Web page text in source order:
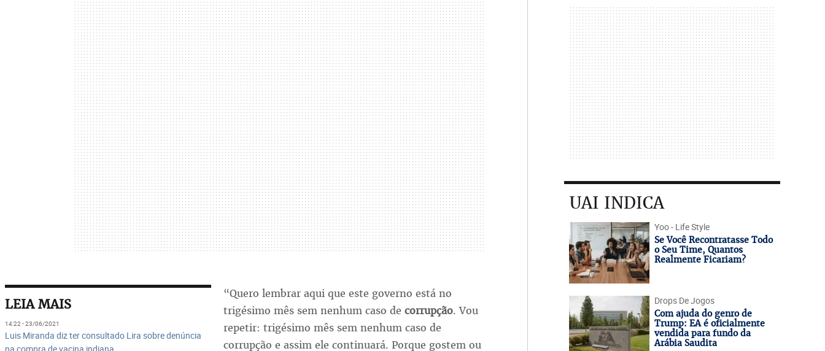
LEIA MAIS
14:22 - 23/06/2021
Luis Miranda diz ter consultado Lira sobre denúncia
“Quero lembrar aqui que este governo está no
trigésimo mês sem nenhum caso de corrupção. Vou
repetir: trigésimo mês sem nenhum caso de
corrupção e assim ele continuará. Porque gostem ou
UAI INDICA
Yoo - Life Style
Se Você Recontratasse Todo
o Seu Time, Quantos
Realmente Ficariam?
Drops De Jogos
Com ajuda do genro de
Trump: EA é oficialmente
vendida para fundo da
Arábia Saudita